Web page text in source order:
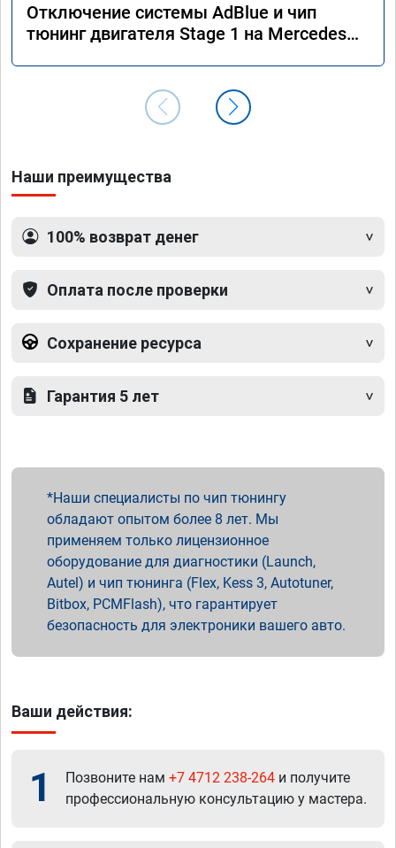
Отключение системы AdBlue и чип
тюнинг двигателя Stage 1 на Mercedes
Наши преимущества
100% возврат денег
Оплата после проверки
Сохранение ресурса
Гарантия 5 лет
Наши специалисты по чип тюнингу
обладают опытом более 8 лет. Мы
применяем только лицензионное
оборудование для диагностики (Launch,
Autel) и чип тюнинга (Flex, Kess 3, Autotuner,
Bitbox, PCMFlash), что гарантирует
безопасность для электроники вашего авто.
Ваши действия:
1 Позвоните нам +7 4712 238-264 и получите
профессиональную консультацию у мастера.